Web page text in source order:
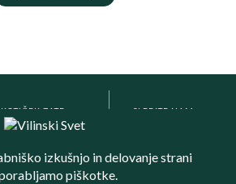
KOTIČEK ZATE
Kristali in kristaloterapija
Potovanje po čakrah
Žarki kreacije
SLEDITE NAM
VILINSKI SVET